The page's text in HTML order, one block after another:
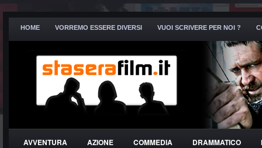
HOME VORREMO ESSERE DIVERSI VUOI SCRIVERE PER NOI ?
AVVENTURA AZIONE COMMEDIA DRAMMATICO